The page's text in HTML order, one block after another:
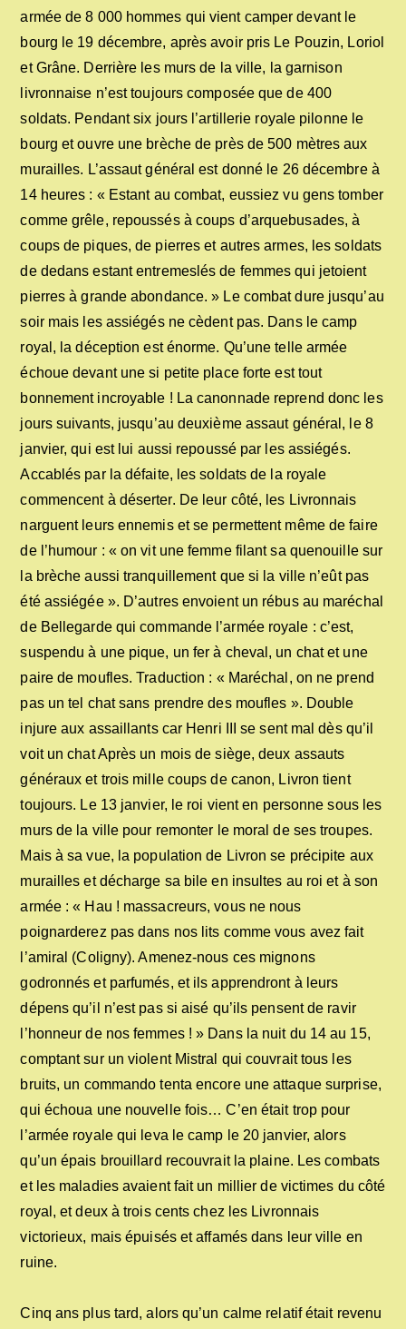
armée de 8 000 hommes qui vient camper devant le
bourg le 19 décembre, après avoir pris Le Pouzin, Loriol
et Grâne. Derrière les murs de la ville, la garnison
livronnaise n’est toujours composée que de 400
soldats. Pendant six jours l’artillerie royale pilonne le
bourg et ouvre une brèche de près de 500 mètres aux
murailles. L’assaut général est donné le 26 décembre à
14 heures : « Estant au combat, eussiez vu gens tomber
comme grêle, repoussés à coups d’arquebusades, à
coups de piques, de pierres et autres armes, les soldats
de dedans estant entremeslés de femmes qui jetoient
pierres à grande abondance. » Le combat dure jusqu’au
soir mais les assiégés ne cèdent pas. Dans le camp
royal, la déception est énorme. Qu’une telle armée
échoue devant une si petite place forte est tout
bonnement incroyable ! La canonnade reprend donc les
jours suivants, jusqu’au deuxième assaut général, le 8
janvier, qui est lui aussi repoussé par les assiégés.
Accablés par la défaite, les soldats de la royale
commencent à déserter. De leur côté, les Livronnais
narguent leurs ennemis et se permettent même de faire
de l’humour : « on vit une femme filant sa quenouille sur
la brèche aussi tranquillement que si la ville n’eût pas
été assiégée ». D’autres envoient un rébus au maréchal
de Bellegarde qui commande l’armée royale : c’est,
suspendu à une pique, un fer à cheval, un chat et une
paire de moufles. Traduction : « Maréchal, on ne prend
pas un tel chat sans prendre des moufles ». Double
injure aux assaillants car Henri III se sent mal dès qu’il
voit un chat Après un mois de siège, deux assauts
généraux et trois mille coups de canon, Livron tient
toujours. Le 13 janvier, le roi vient en personne sous les
murs de la ville pour remonter le moral de ses troupes.
Mais à sa vue, la population de Livron se précipite aux
murailles et décharge sa bile en insultes au roi et à son
armée : « Hau ! massacreurs, vous ne nous
poignarderez pas dans nos lits comme vous avez fait
l’amiral (Coligny). Amenez-nous ces mignons
godronnés et parfumés, et ils apprendront à leurs
dépens qu’il n’est pas si aisé qu’ils pensent de ravir
l’honneur de nos femmes ! » Dans la nuit du 14 au 15,
comptant sur un violent Mistral qui couvrait tous les
bruits, un commando tenta encore une attaque surprise,
qui échoua une nouvelle fois… C’en était trop pour
l’armée royale qui leva le camp le 20 janvier, alors
qu’un épais brouillard recouvrait la plaine. Les combats
et les maladies avaient fait un millier de victimes du côté
royal, et deux à trois cents chez les Livronnais
victorieux, mais épuisés et affamés dans leur ville en
ruine.
Cinq ans plus tard, alors qu’un calme relatif était revenu